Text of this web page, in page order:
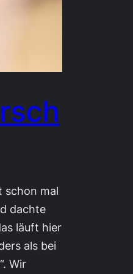
schon mal
dachte
läuft hier
als bei
Wir